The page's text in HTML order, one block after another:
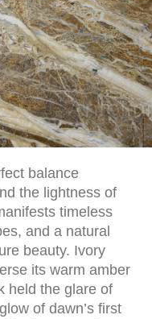
balance
the lightness of
timeless
and a natural
beauty. Ivory
its warm amber
held the glare of
of dawn’s first